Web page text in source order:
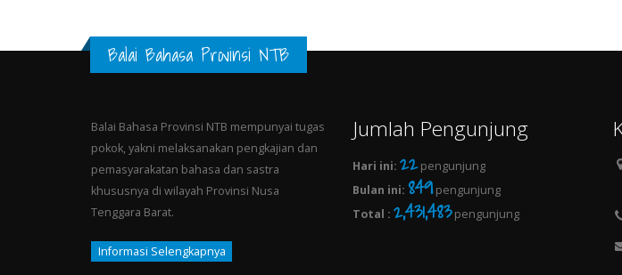
Balai Bahasa Provinsi NTB
Balai Bahasa Provinsi NTB mempunyai tugas
pokok, yakni melaksanakan pengkajian dan
pemasyarakatan bahasa dan sastra
khususnya di wilayah Provinsi Nusa
Tenggara Barat.
Informasi Selengkapnya
Jumlah Pengunjung
Hari ini: 30pengunjung
Bulan ini: 849pengunjung
Total : 2,431,483pengunjung